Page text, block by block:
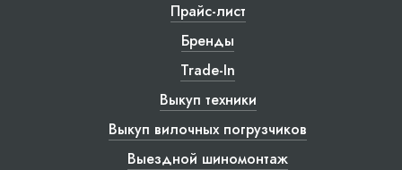
Прайс-лист
Бренды
Trade-In
Выкуп техники
Выкуп вилочных погрузчиков
Выездной шиномонтаж